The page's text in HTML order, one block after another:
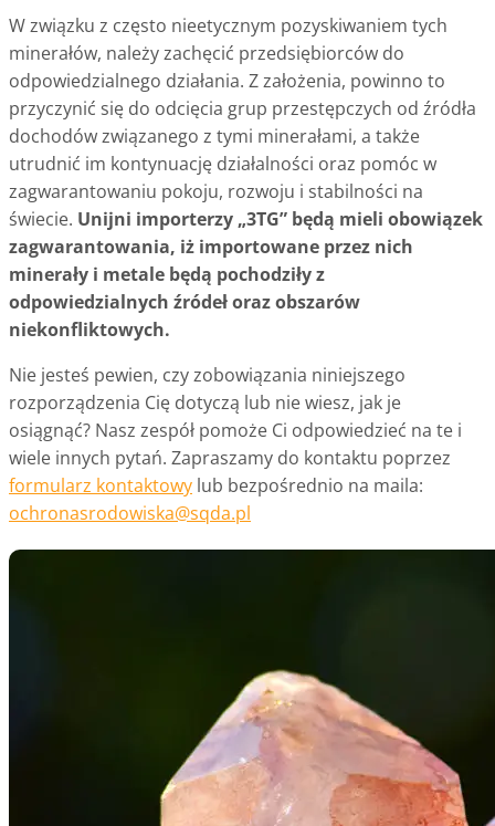
W związku z często nieetycznym pozyskiwaniem tych
minerałów, należy zachęcić przedsiębiorców do
odpowiedzialnego działania. Z założenia, powinno to
przyczynić się do odcięcia grup przestępczych od źródła
dochodów związanego z tymi minerałami, a także
utrudnić im kontynuację działalności oraz pomóc w
zagwarantowaniu pokoju, rozwoju i stabilności na
świecie. Unijni importerzy „3TG” będą mieli obowiązek
zagwarantowania, iż importowane przez nich
minerały i metale będą pochodziły z
odpowiedzialnych źródeł oraz obszarów
niekonfliktowych.
Nie jesteś pewien, czy zobowiązania niniejszego
rozporządzenia Cię dotyczą lub nie wiesz, jak je
osiągnąć? Nasz zespół pomoże Ci odpowiedzieć na te i
wiele innych pytań. Zapraszamy do kontaktu poprzez
formularz kontaktowy lub bezpośrednio na maila:
ochronasrodowiska@sqda.pl